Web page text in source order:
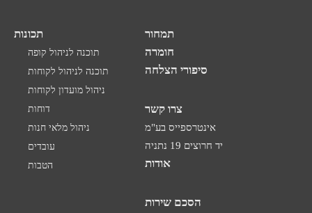
תכונות
תוכנה לניהול קופה
תוכנה לניהול לקוחות
ניהול מועדון לקוחות
דוחות
ניהול מלאי חנות
עובדים
הטבות
תמחור
חומרה
סיפורי הצלחה
צרו קשר
אינטרספייס בע"מ
יד חרוצים 19 נתניה
אודות
הסכם שירות